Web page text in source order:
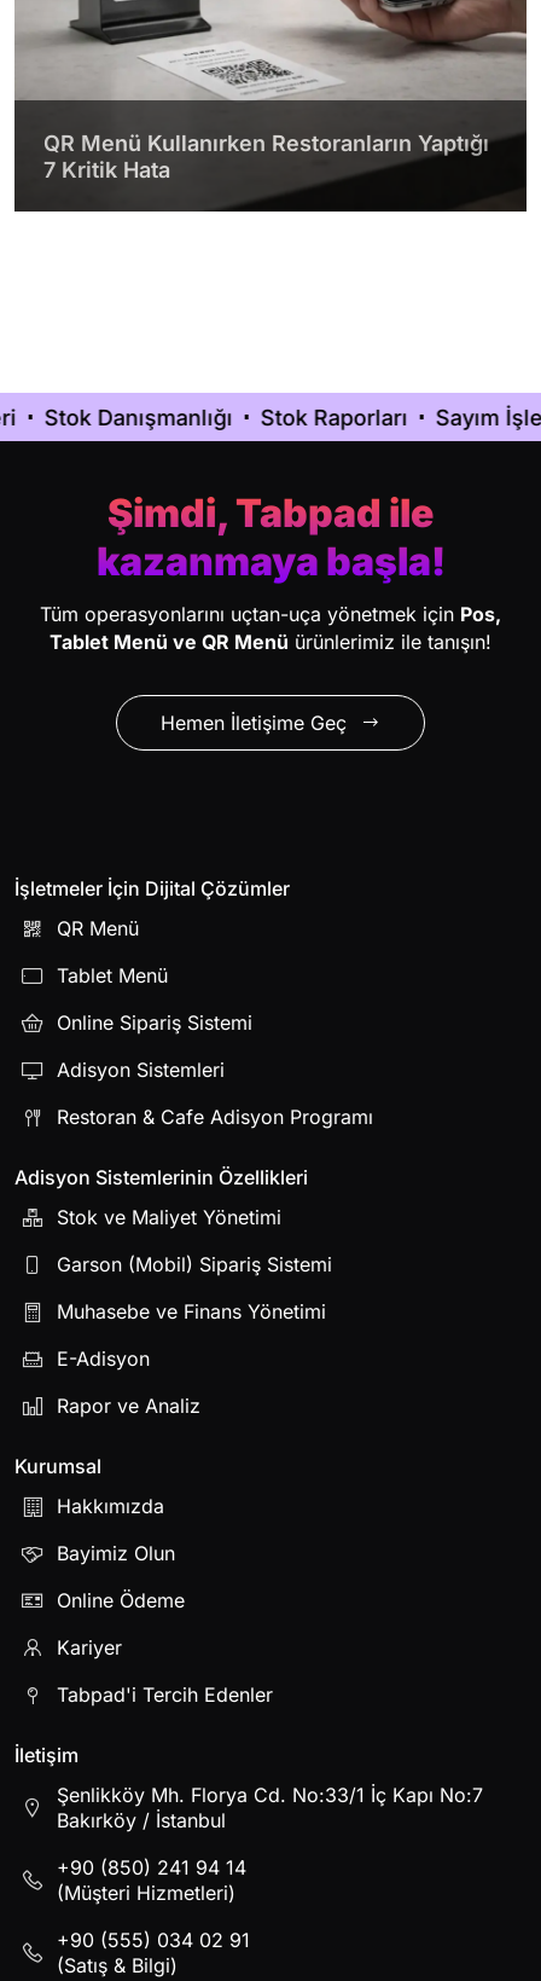
QR Menü Kullanırken Restoranların Yaptığı
7 Kritik Hata
Sayım İşlemleri Çoklu Depo Yönetimi
Şimdi, Tabpad ile
kazanmaya başla!
Tüm operasyonlarını uçtan-uça yönetmek için Pos,
Tablet Menü ve QR Menü ürünlerimiz ile tanışın!
Hemen İletişime Geç
İşletmeler İçin Dijital Çözümler
QR Menü
Tablet Menü
Online Sipariş Sistemi
Adisyon Sistemleri
Restoran & Cafe Adisyon Programı
Adisyon Sistemlerinin Özellikleri
Stok ve Maliyet Yönetimi
Garson (Mobil) Sipariş Sistemi
Muhasebe ve Finans Yönetimi
E-Adisyon
Rapor ve Analiz
Kurumsal
Hakkımızda
Bayimiz Olun
Online Ödeme
Kariyer
Tabpad'i Tercih Edenler
İletişim
Şenlikköy Mh. Florya Cd. No:33/1 İç Kapı No:7
Bakırköy / İstanbul
+90 (850) 241 94 14
(Müşteri Hizmetleri)
+90 (555) 034 02 91
(Satış & Bilgi)